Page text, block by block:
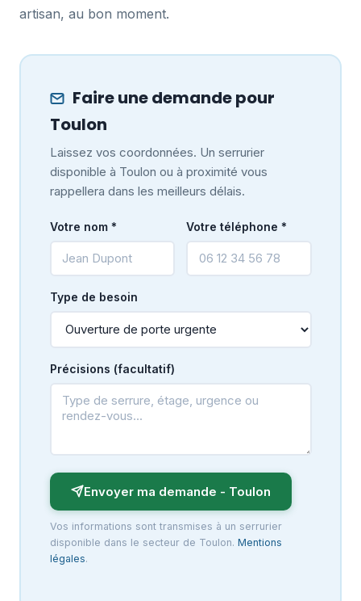
artisan, au bon moment.
Faire une demande pour
Toulon
Laissez vos coordonnées. Un serrurier
disponible à Toulon ou à proximité vous
rappellera dans les meilleurs délais.
Votre nom * Votre téléphone *
Type de besoin
Précisions (facultatif)
Envoyer ma demande - Toulon
Vos informations sont transmises à un serrurier
disponible dans le secteur de Toulon. Mentions
légales.